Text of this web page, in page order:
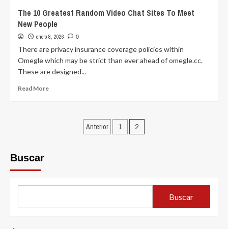
Random
Video
Chat
Sites
To
Meet
New
The 10 Greatest Random Video Chat Sites To Meet
New People
enero 8, 2026 0
There are privacy insurance coverage policies within
Omegle which may be strict than ever ahead of omegle.cc.
These are designed...
Read MoreRead
To
Posts
Anterior 1 2
Buscar
Buscar